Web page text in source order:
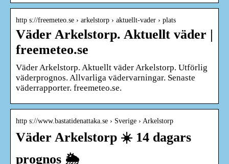
http s://freemeteo.se › arkelstorp › aktuellt-vader › plats
Väder Arkelstorp. Aktuellt väder |
freemeteo.se
Väder Arkelstorp. Aktuellt väder Arkelstorp. Utförlig
väderprognos. Allvarliga vädervarningar. Senaste
väderrapporter. freemeteo.se.
http s://www.bastatidenattaka.se › Sverige › Arkelstorp
Väder Arkelstorp ☀️ 14 dagars
prognos 🌦️️